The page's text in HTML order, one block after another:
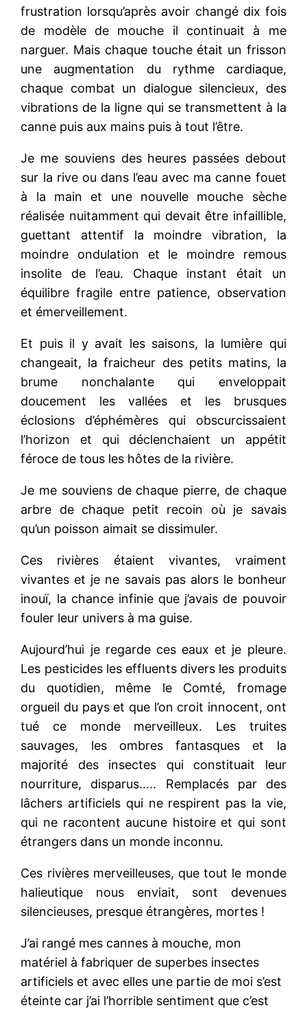
frustration lorsqu’après avoir changé dix fois
de modèle de mouche il continuait à me
narguer. Mais chaque touche était un frisson
une augmentation du rythme cardiaque,
chaque combat un dialogue silencieux, des
vibrations de la ligne qui se transmettent à la
canne puis aux mains puis à tout l’être.
Je me souviens des heures passées debout
sur la rive ou dans l’eau avec ma canne fouet
à la main et une nouvelle mouche sèche
réalisée nuitamment qui devait être infaillible,
guettant attentif la moindre vibration, la
moindre ondulation et le moindre remous
insolite de l’eau. Chaque instant était un
équilibre fragile entre patience, observation
et émerveillement.
Et puis il y avait les saisons, la lumière qui
changeait, la fraicheur des petits matins, la
brume nonchalante qui enveloppait
doucement les vallées et les brusques
éclosions d’éphémères qui obscurcissaient
l’horizon et qui déclenchaient un appétit
féroce de tous les hôtes de la rivière.
Je me souviens de chaque pierre, de chaque
arbre de chaque petit recoin où je savais
qu’un poisson aimait se dissimuler.
Ces rivières étaient vivantes, vraiment
vivantes et je ne savais pas alors le bonheur
inouï, la chance infinie que j’avais de pouvoir
fouler leur univers à ma guise.
Aujourd’hui je regarde ces eaux et je pleure.
Les pesticides les effluents divers les produits
du quotidien, même le Comté, fromage
orgueil du pays et que l’on croit innocent, ont
tué ce monde merveilleux. Les truites
sauvages, les ombres fantasques et la
majorité des insectes qui constituait leur
nourriture, disparus….. Remplacés par des
lâchers artificiels qui ne respirent pas la vie,
qui ne racontent aucune histoire et qui sont
étrangers dans un monde inconnu.
Ces rivières merveilleuses, que tout le monde
halieutique nous enviait, sont devenues
silencieuses, presque étrangères, mortes !
J’ai rangé mes cannes à mouche, mon
matériel à fabriquer de superbes insectes
artificiels et avec elles une partie de moi s’est
éteinte car j’ai l’horrible sentiment que c’est